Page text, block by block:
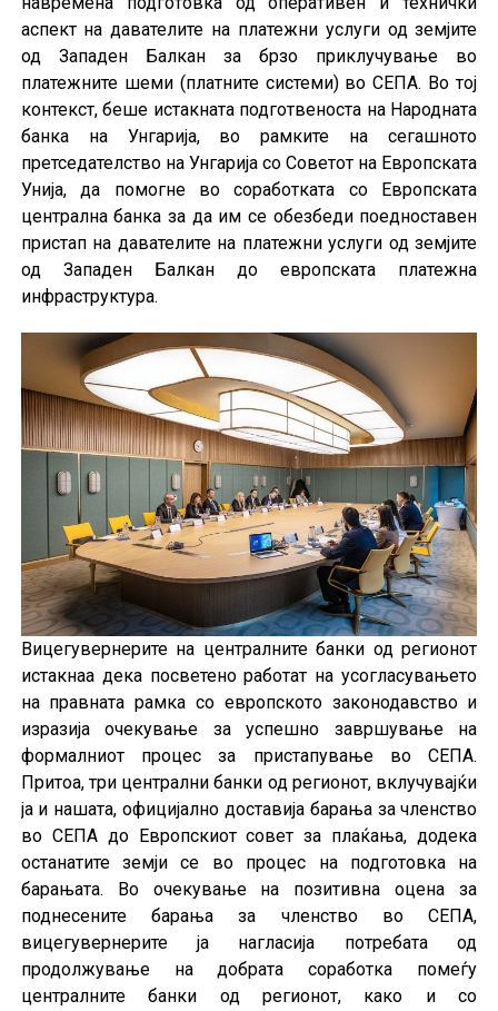
аспект на давателите на платежни услуги од земјите
од Западен Балкан за брзо приклучување во
платежните шеми (платните системи) во СЕПА. Во тој
контекст, беше истакната подготвеноста на Народната
банка на Унгарија, во рамките на сегашното
претседателство на Унгарија со Советот на Европската
Унија, да помогне во соработката со Европската
централна банка за да им се обезбеди поедноставен
пристап на давателите на платежни услуги од земјите
од Западен Балкан до европската платежна
инфраструктура.
Вицегувернерите на централните банки од регионот
истакнаа дека посветено работат на усогласувањето
на правната рамка со европското законодавство и
изразија очекување за успешно завршување на
формалниот процес за пристапување во СЕПА.
Притоа, три централни банки од регионот, вклучувајќи
ја и нашата, официјално доставија барања за членство
во СЕПА до Европскиот совет за плаќања, додека
останатите земји се во процес на подготовка на
барањата. Во очекување на позитивна оцена за
поднесените барања за членство во СЕПА,
вицегувернерите ја нагласија потребата од
продолжување на добрата соработка помеѓу
централните банки од регионот, како и со